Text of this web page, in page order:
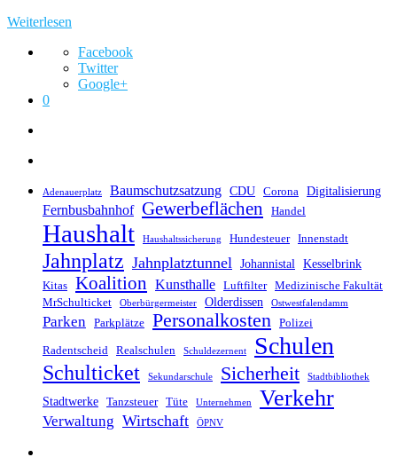
Weiterlesen
Facebook
Twitter
Google+
0
Adenauerplatz Baumschutzsatzung CDU Corona Digitalisierung
Fernbusbahnhof Gewerbeflächen Handel
Haushalt Haushaltssicherung Hundesteuer Innenstadt
Jahnplatz Jahnplatztunnel Johannistal Kesselbrink
Kitas Koalition Kunsthalle Luftfilter
Medizinische Fakultät
MrSchulticket
Oberbürgermeister Olderdissen Ostwestfalendamm
Parken Parkplätze Personalkosten Polizei
Radentscheid Realschulen Schuldezernent Schulen
Schulticket Sekundarschule Sicherheit Stadtbibliothek
Stadtwerke Tanzsteuer Tüte Unternehmen Verkehr
Verwaltung Wirtschaft ÖPNV